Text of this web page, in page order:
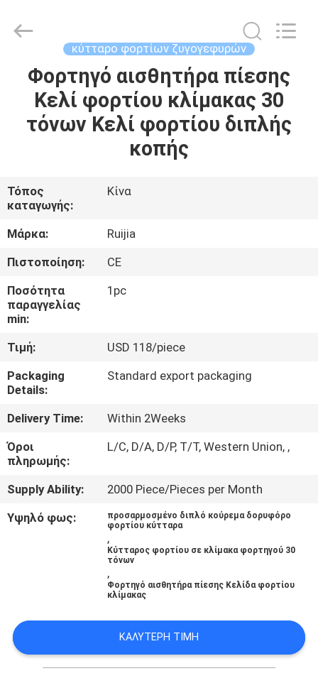
ΣΠΊΤΙ
ΠΡΟΪΌΝΤΑ
ΠΕΡΊΠΟΥ
ΕΜΕΊΣ
ΓΎΡΟΣ
ΕΡΓΟΣΤΑΣΊΩΝ
ΠΟΙΟΤΙΚΌΣ
ΈΛΕΓΧΟΣ
ΜΑΣ
ΕΛΆΤΕ
ΣΕ
ΕΠΑΦΉ
ΜΕ
SITEMAP
Instruments
Reserved.
κύτταρο φορτίων ζυγογεφυρών
Φορτηγό αισθητήρα πίεσης
Κελί φορτίου κλίμακας 30
τόνων Κελί φορτίου διπλής
κοπής
Τόπος
καταγωγής:
Κίνα
Μάρκα:
Ruijia
Πιστοποίηση:
CE
Ποσότητα
παραγγελίας
min:
1pc
Τιμή:
USD 118/piece
Packaging
Details:
Standard export packaging
Delivery Time:
Within 2Weeks
Όροι
πληρωμής:
L/C, D/A, D/P, T/T, Western Union, ,
Supply Ability:
2000 Piece/Pieces per Month
Υψηλό φως:
προσαρμοσμένο διπλό κούρεμα δορυφόρο
φορτίου κύτταρα
,
Κύτταρος φορτίου σε κλίμακα φορτηγού 30
τόνων
,
Φορτηγό αισθητήρα πίεσης Κελίδα φορτίου
κλίμακας
ΚΑΛΎΤΕΡΗ ΤΙΜΉ